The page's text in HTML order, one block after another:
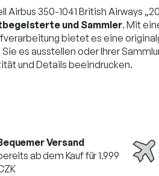
Versand
ab dem Kauf für 1.999
Airbus 350-1041 British Airways
und Sammler. Mit
bietet es eine
es ausstellen oder Ihrer
und Details beeindrucken.